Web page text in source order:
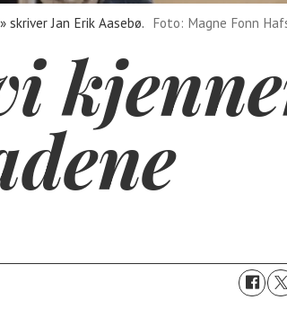
Jan Erik Aasebø. Foto: Magne Fonn